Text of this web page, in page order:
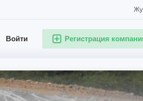
Регистрация
Войти